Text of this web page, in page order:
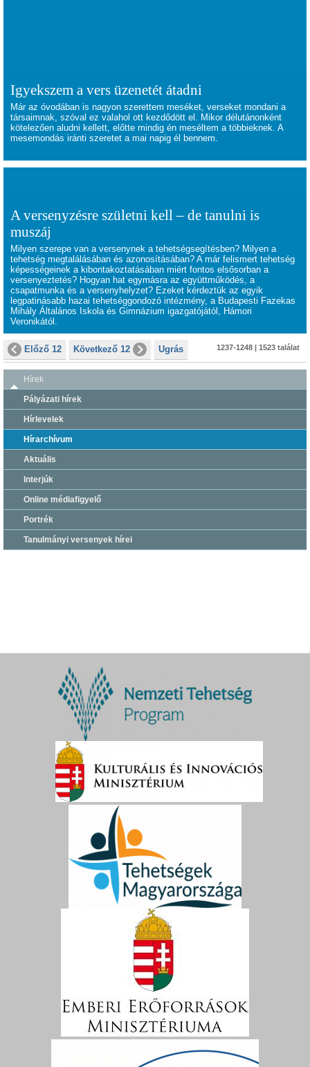
Igyekszem a vers üzenetét átadni
Már az óvodában is nagyon szerettem meséket, verseket mondani a
társaimnak, szóval ez valahol ott kezdődött el. Mikor délutánonként
kötelezően aludni kellett, előtte mindig én meséltem a többieknek. A
mesemondás iránti szeretet a mai napig él bennem.
A versenyzésre születni kell – de tanulni is
muszáj
Milyen szerepe van a versenynek a tehetségsegítésben? Milyen a
tehetség megtalálásában és azonosításában? A már felismert tehetség
képességeinek a kibontakoztatásában miért fontos elsősorban a
versenyeztetés? Hogyan hat egymásra az együttműködés, a
csapatmunka és a versenyhelyzet? Ezeket kérdeztük az egyik
legpatinásabb hazai tehetséggondozó intézmény, a Budapesti Fazekas
Mihály Általános Iskola és Gimnázium igazgatójától, Hámori
Veronikától.
Előző 12 Következő 12 Ugrás 1237-1248 | 1523 találat
Hírek
Pályázati hírek
Hírlevelek
Hírarchívum
Aktuális
Interjúk
Online médiafigyelő
Portrék
Tanulmányi versenyek hírei